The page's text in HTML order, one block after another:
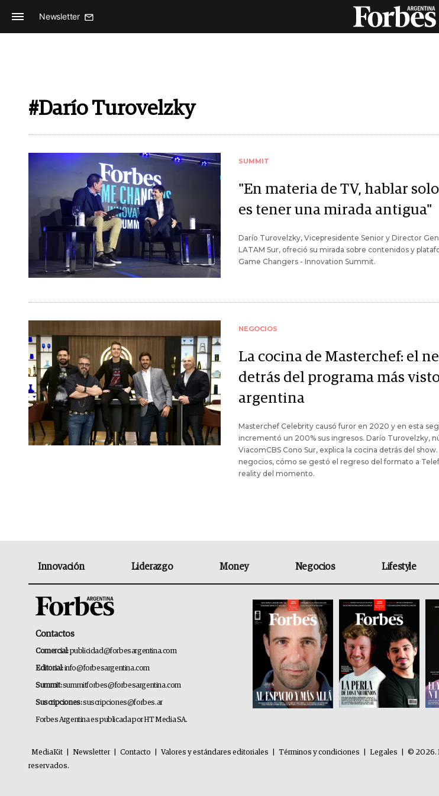
Newsletter
#Darío Turovelzky
SUMMIT
"En materia de TV, hablar
es tener una mirada antigua"
Darío Turovelzky, Vicepresidente Senior y Director
LATAM Sur, ofreció su mirada sobre contenidos y
Game Changers - Innovation Summit.
NEGOCIOS
La cocina de Masterchef: el
detrás del programa más
argentina
Masterchef Celebrity causó furor en 2020 y en esta
incrementó un 200% sus ingresos. Darío Turovelzky,
ViacomCBS Cono Sur, explica la cocina detrás del
negocios, cómo se gestó el regreso del formato a
reality del momento.
Innovación Liderazgo Money Negocios Lifestyle
Contactos
Comercial:publicidad@forbesargentina.com
Editorial:info@forbesargentina.com
Summit:summitforbes@forbesargentina.com
Suscripciones:suscripciones@forbes.ar
Forbes Argentina es publicada por HT Media SA.
MediaKit Newsletter Contacto Valores y estándares editoriales Términos y condiciones Legales
© 2026.
reservados.